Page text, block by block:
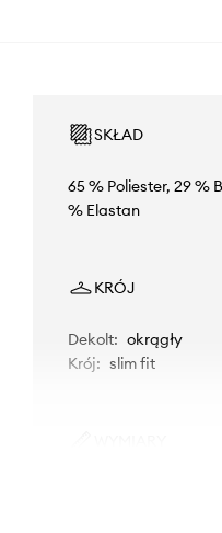
SKŁAD
65 % Poliester, 29 %
% Elastan
KRÓJ
Dekolt: okrągły
Krój: slim fit